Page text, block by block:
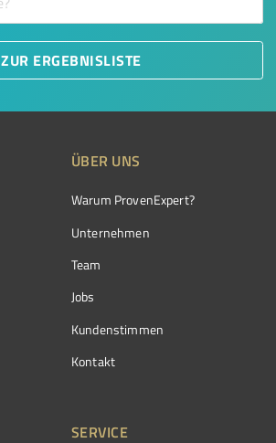
ZUR ERGEBNISLISTE
ÜBER UNS
Warum ProvenExpert?
Unternehmen
Team
Jobs
Kundenstimmen
Kontakt
SERVICE